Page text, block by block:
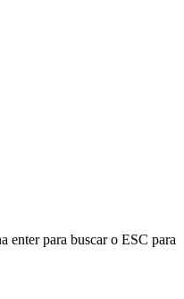
enter para buscar o ESC para